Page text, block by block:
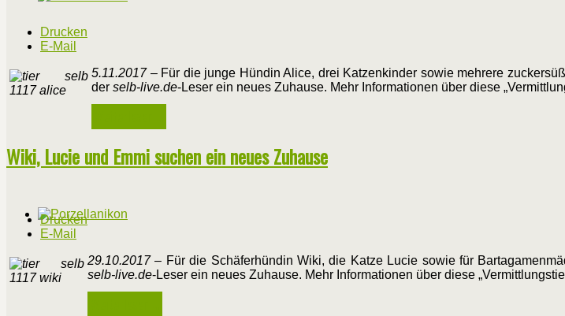
Drucken
E-Mail
5.11.2017– Für die junge Hündin Alice, drei Katzenkinder sowie mehrere
der selb-live.de-Leser ein neues Zuhause. Mehr Informationen über diese
Wiki, Lucie und Emmi suchen ein neues Zuhause
Drucken
E-Mail
29.10.2017– Für die Schäferhündin Wiki, die Katze Lucie sowie für
selb-live.de-Leser ein neues Zuhause. Mehr Informationen über diese